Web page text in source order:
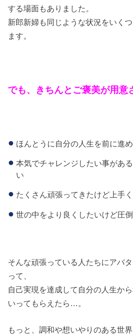
する場面もありました。
新郎新婦も同じような状況をいく
ます。
でも、きちんとご褒美が用意
ほんとうに自分の人生を前に進
本気でチャレンジしたい事があ
い
たくさん頑張ってきたけど上手
世の中をより良くしたいけど圧
そんな頑張っている人たちにアバ
って、
自己実現を達成して自分の人生か
いってもらえたら…。
もっと、調和や想いやりのある世